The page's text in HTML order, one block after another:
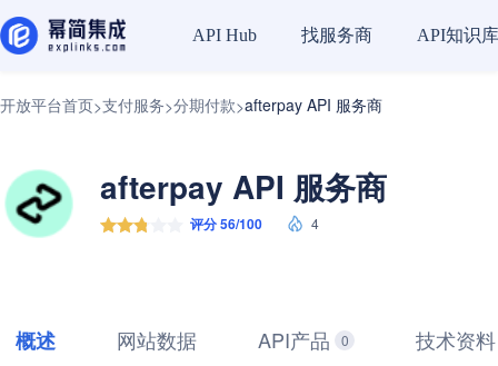
API Hub 找服务商 API知识库
开放平台首页>支付服务>分期付款>afterpay API 服务商
afterpay API 服务商
评分 56/100 4
概述 网站数据 API产品 0 技术资料